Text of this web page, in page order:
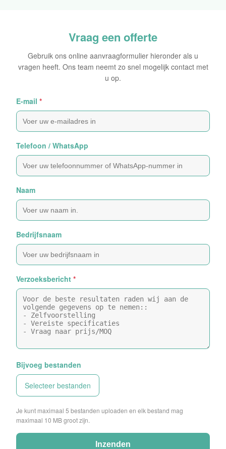
Vraag een offerte
Gebruik ons online aanvraagformulier hieronder als u
vragen heeft. Ons team neemt zo snel mogelijk contact met
u op.
E-mail *
Telefoon / WhatsApp
Naam
Bedrijfsnaam
Verzoeksbericht *
Bijvoeg bestanden
Selecteer bestanden
Je kunt maximaal 5 bestanden uploaden en elk bestand mag
maximaal 10 MB groot zijn.
Inzenden